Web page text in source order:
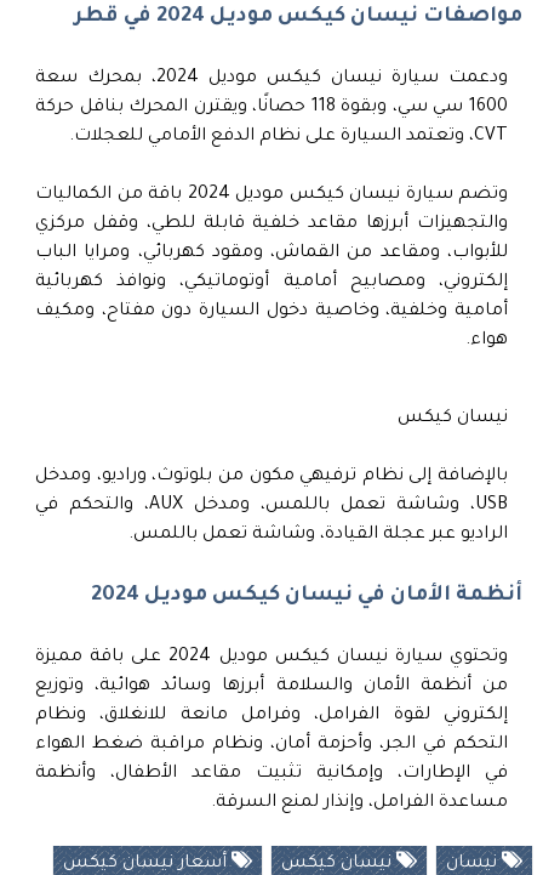
مواصفات نيسان كيكس موديل 2024 في قطر
ودعمت سيارة نيسان كيكس موديل 2024، بمحرك سعة
1600 سي سي، وبقوة 118 حصانًا، ويقترن المحرك بناقل حركة
CVT، وتعتمد السيارة على نظام الدفع الأمامي للعجلات.
وتضم سيارة نيسان كيكس موديل 2024 باقة من الكماليات
والتجهيزات أبرزها مقاعد خلفية قابلة للطي، وقفل مركزي
للأبواب، ومقاعد من القماش، ومقود كهربائي، ومرايا الباب
إلكتروني، ومصابيح أمامية أوتوماتيكي، ونوافذ كهربائية
أمامية وخلفية، وخاصية دخول السيارة دون مفتاح، ومكيف
هواء.
نيسان كيكس
بالإضافة إلى نظام ترفيهي مكون من بلوتوث، وراديو، ومدخل
USB، وشاشة تعمل باللمس، ومدخل AUX، والتحكم في
الراديو عبر عجلة القيادة، وشاشة تعمل باللمس.
أنظمة الأمان في نيسان كيكس موديل 2024
وتحتوي سيارة نيسان كيكس موديل 2024 على باقة مميزة
من أنظمة الأمان والسلامة أبرزها وسائد هوائية، وتوزيع
إلكتروني لقوة الفرامل، وفرامل مانعة للانغلاق، ونظام
التحكم في الجر، وأحزمة أمان، ونظام مراقبة ضغط الهواء
في الإطارات، وإمكانية تثبيت مقاعد الأطفال، وأنظمة
مساعدة الفرامل، وإنذار لمنع السرقة.
نيسان نيسان كيكس أسعار نيسان كيكس